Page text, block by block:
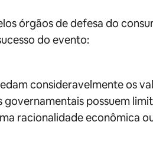
órgãos de defesa do
do evento:
consideravelmente os
possuem
racionalidade econômica